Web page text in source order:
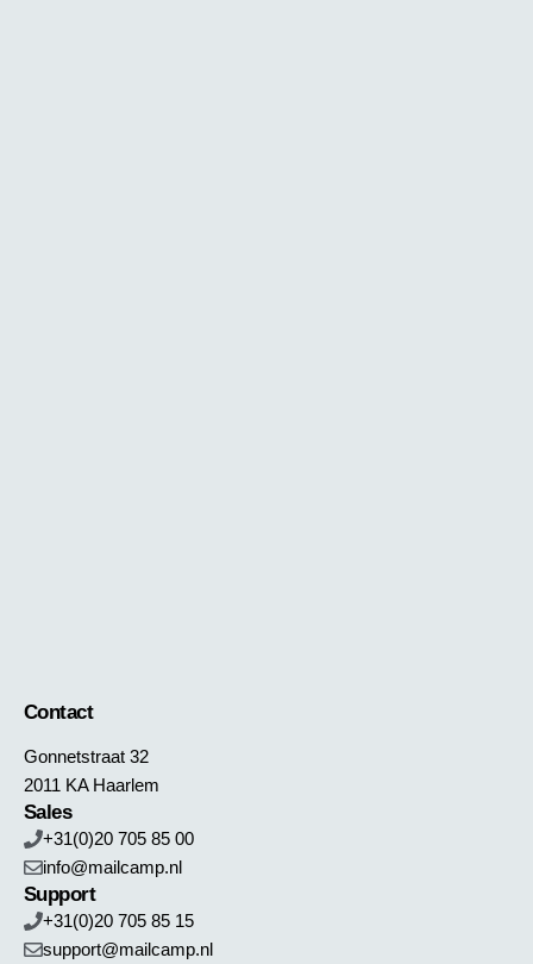
Contact
Gonnetstraat 32
2011 KA Haarlem
Sales
+31(0)20 705 85 00
info@mailcamp.nl
Support
+31(0)20 705 85 15
support@mailcamp.nl